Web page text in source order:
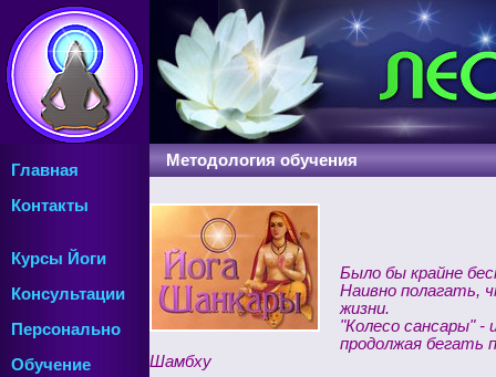
Главная
Контакты
Курсы Йоги
Консультации
Персонально
Обучение
Методология обучения
Было бы крайне
Наивно полагать,
жизни.
"Колесо сансары" -
продолжая бегать
Шамбху